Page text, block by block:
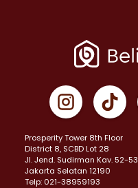
Prosperity Tower 8th Floor
District 8, SCBD Lot 28
JI. Jend. Sudirman Kav. 52-53
Jakarta Selatan 12190
Telp: 021-38959193